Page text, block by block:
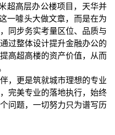
超高层办公楼项目，天华并
一噱头大做文章，而是在为
同步务实考量区位、品质与
过整体设计提升金融办公的
高超高楼的资产价值，从而
，更是筑就城市理想的专业
完美专业的落地执行，始终
问题，一切努力只为谱写历